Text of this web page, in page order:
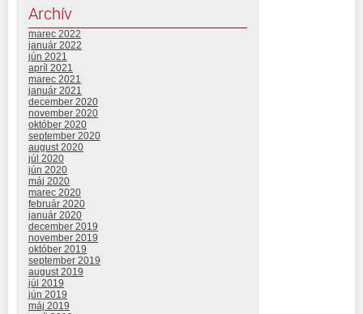
Archív
marec 2022
január 2022
jún 2021
apríl 2021
marec 2021
január 2021
december 2020
november 2020
október 2020
september 2020
august 2020
júl 2020
jún 2020
máj 2020
marec 2020
február 2020
január 2020
december 2019
november 2019
október 2019
september 2019
august 2019
júl 2019
jún 2019
máj 2019